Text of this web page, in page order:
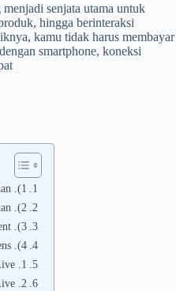
senjata utama untuk
hingga berinteraksi
kamu tidak harus membayar
smartphone, koneksi
1). Tanpa Biaya Tambahan
2). Mudah Digunakan
3). Meningkatkan Engagement
4). Langsung Terhubung ke Audiens
1. Instagram Live
2. TikTok Live